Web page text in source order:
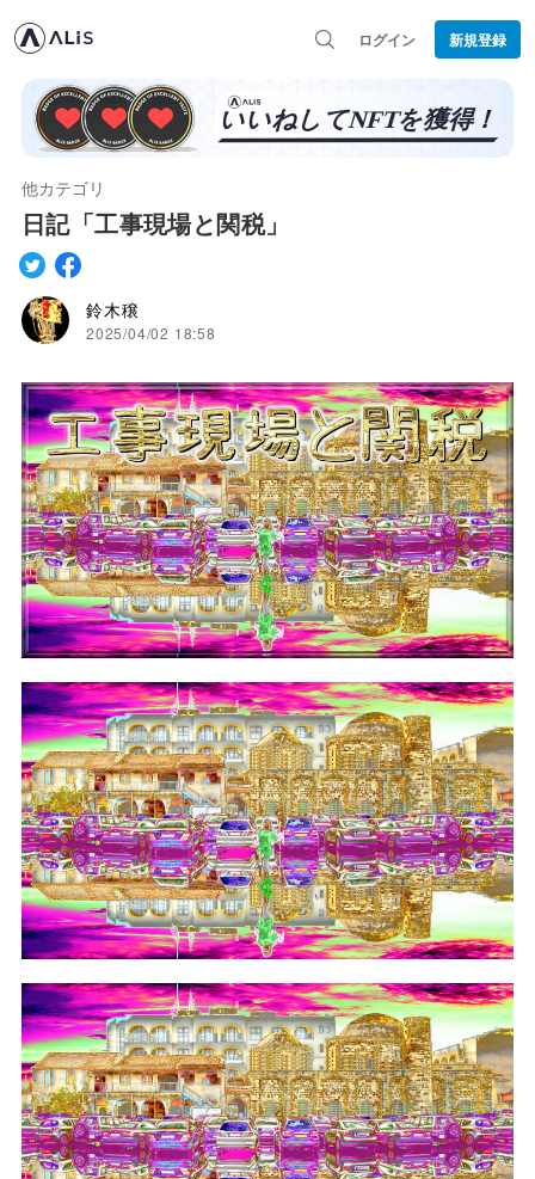
ログイン 新規登録
他カテゴリ
日記「工事現場と関税」
鈴木穣
2025/04/02 18:58